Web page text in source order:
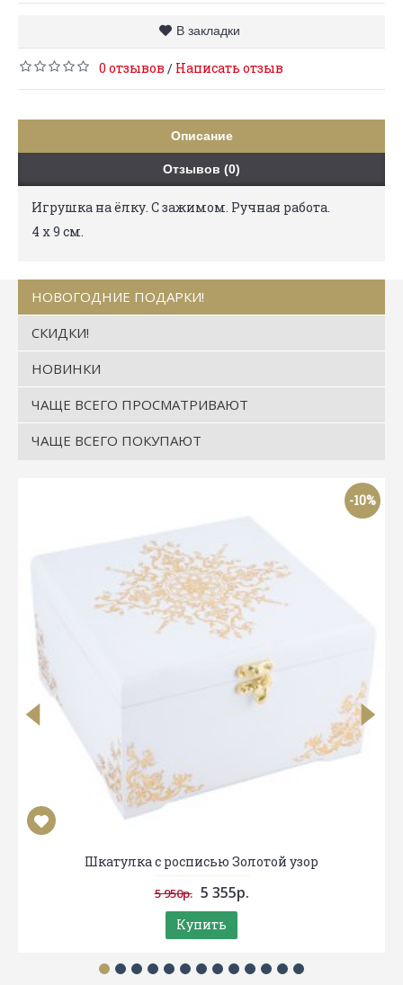
В закладки
0 отзывов / Написать отзыв
Описание
Отзывов (0)
Игрушка на ёлку. С зажимом. Ручная работа.
4 х 9 см.
НОВОГОДНИЕ ПОДАРКИ!
СКИДКИ!
НОВИНКИ
ЧАЩЕ ВСЕГО ПРОСМАТРИВАЮТ
ЧАЩЕ ВСЕГО ПОКУПАЮТ
-10%
Шкатулка с росписью Золотой узор
5 950р. 5 355р.
Купить